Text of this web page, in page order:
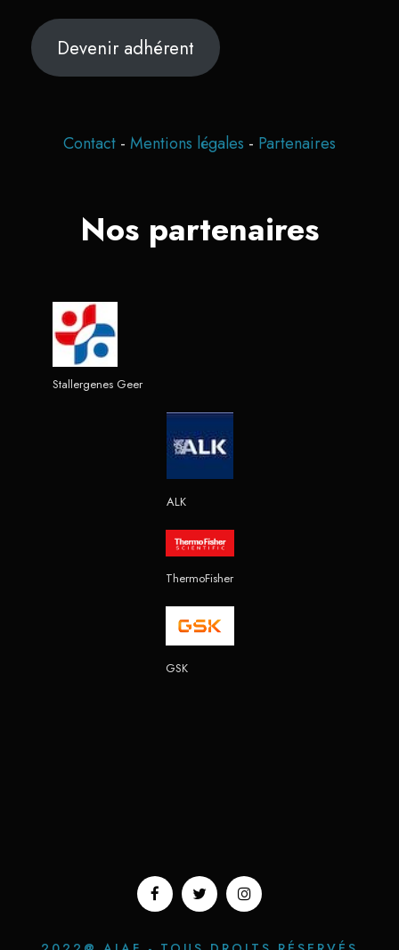
Devenir adhérent
Contact - Mentions légales - Partenaires
Nos partenaires
Stallergenes Geer
ALK
ThermoFisher
GSK